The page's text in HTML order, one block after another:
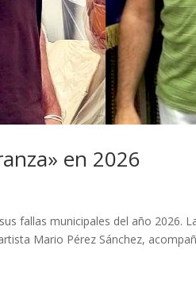
en 2026
fallas municipales del año 2026.
Mario Pérez Sánchez,